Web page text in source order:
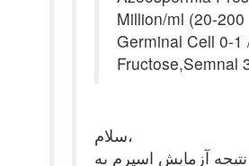
Million/ml (20-200
Germinal Cell 0-1
Fructose,Semnal
سلام،
آزمایش اسپرم به